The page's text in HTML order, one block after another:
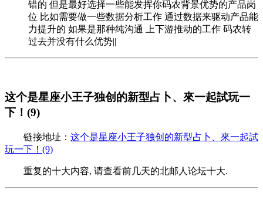
错的 但是最好选择一些能发挥你码农背景优势的产品岗
位 比如需要做一些数据分析工作 通过数据来驱动产品能
力提升的 如果是那种纯沟通 上下游推动的工作 码农转
过去并没有什么优势||
这个是星座小王子独创的新型占卜、來一起試玩一
下！(9)
链接地址： 这个是星座小王子独创的新型占卜、來一起試
玩一下！(9)
重复的十大内容, 请查看前几天的北邮人论坛十大.